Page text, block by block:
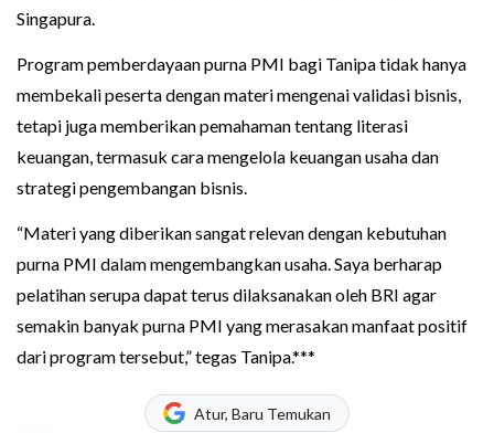
Singapura.
Program pemberdayaan purna PMI bagi Tanipa tidak hanya
membekali peserta dengan materi mengenai validasi bisnis,
tetapi juga memberikan pemahaman tentang literasi
keuangan, termasuk cara mengelola keuangan usaha dan
strategi pengembangan bisnis.
“Materi yang diberikan sangat relevan dengan kebutuhan
purna PMI dalam mengembangkan usaha. Saya berharap
pelatihan serupa dapat terus dilaksanakan oleh BRI agar
semakin banyak purna PMI yang merasakan manfaat positif
dari program tersebut,” tegas Tanipa.***
Atur, Baru Temukan